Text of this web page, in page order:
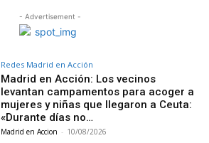
- Advertisement -
Redes Madrid en Acción
Madrid en Acción: Los vecinos
levantan campamentos para acoger a
mujeres y niñas que llegaron a Ceuta:
«Durante días no…
Madrid en Accion - 10/08/2026